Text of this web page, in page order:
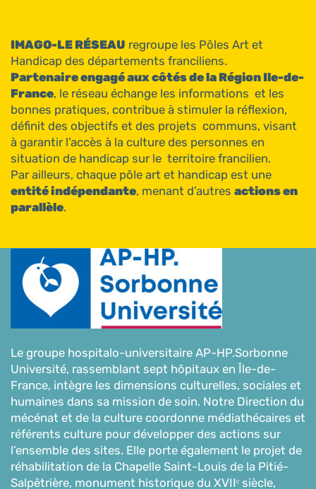
IMAGO-LE RÉSEAU regroupe les Pôles Art et
Handicap des départements franciliens.
Partenaire engagé aux côtés de la Région Ile-de-
France, le réseau échange les informations et les
bonnes pratiques, contribue à stimuler la réflexion,
définit des objectifs et des projets communs, visant
à garantir l’accès à la culture des personnes en
situation de handicap sur le territoire francilien.
Par ailleurs, chaque pôle art et handicap est une
entité indépendante, menant d’autres actions en
parallèle.
Le groupe hospitalo-universitaire AP-HP.Sorbonne
Université, rassemblant sept hôpitaux en Île-de-
France, intègre les dimensions culturelles, sociales et
humaines dans sa mission de soin. Notre Direction du
mécénat et de la culture coordonne médiathécaires et
référents culture pour développer des actions sur
l’ensemble des sites. Elle porte également le projet de
réhabilitation de la Chapelle Saint-Louis de la Pitié-
Salpêtrière, monument historique du XVIIᵉ siècle,